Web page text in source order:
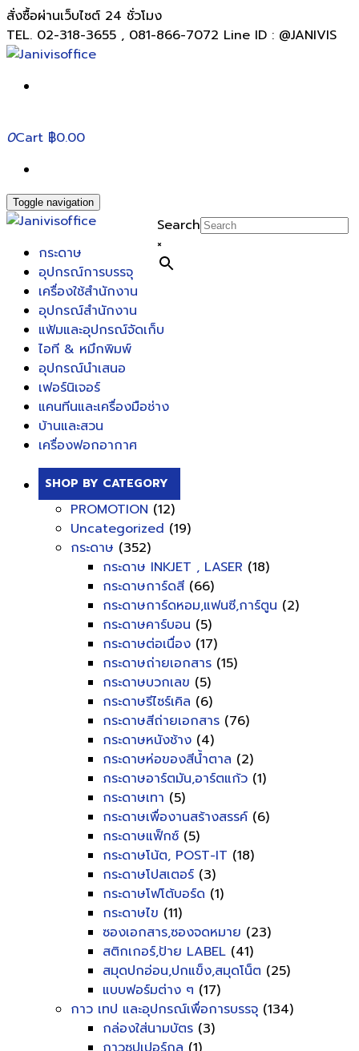
สั่งซื้อผ่านเว็บไซต์ 24 ชั่วโมง
TEL. 02-318-3655 , 081-866-7072 Line ID : @JANIVIS
0Cart ฿0.00
Toggle navigation
Search
×
กระดาษ
อุปกรณ์การบรรจุ
เครื่องใช้สำนักงาน
อุปกรณ์สำนักงาน
แฟ้มและอุปกรณ์จัดเก็บ
ไอที & หมึกพิมพ์
อุปกรณ์นำเสนอ
เฟอร์นิเจอร์
แคนทีนและเครื่องมือช่าง
บ้านและสวน
เครื่องฟอกอากาศ
SHOP BY CATEGORY
PROMOTION (12)
Uncategorized (19)
กระดาษ (352)
กระดาษ INKJET , LASER (18)
กระดาษการ์ดสี (66)
กระดาษการ์ดหอม,แฟนซี,การ์ตูน (2)
กระดาษคาร์บอน (5)
กระดาษต่อเนื่อง (17)
กระดาษถ่ายเอกสาร (15)
กระดาษบวกเลข (5)
กระดาษรีไซร์เคิล (6)
กระดาษสีถ่ายเอกสาร (76)
กระดาษหนังช้าง (4)
กระดาษห่อของสีน้ำตาล (2)
กระดาษอาร์ตมัน,อาร์ตแก้ว (1)
กระดาษเทา (5)
กระดาษเพื่องานสร้างสรรค์ (6)
กระดาษแฟ็กซ์ (5)
กระดาษโน้ต, POST-IT (18)
กระดาษโปสเตอร์ (3)
กระดาษโฟโต้บอร์ด (1)
กระดาษไข (11)
ซองเอกสาร,ซองจดหมาย (23)
สติกเกอร์,ป้าย LABEL (41)
สมุดปกอ่อน,ปกแข็ง,สมุดโน็ต (25)
แบบฟอร์มต่าง ๆ (17)
กาว เทป และอุปกรณ์เพื่อการบรรจุ (134)
กล่องใส่นามบัตร (3)